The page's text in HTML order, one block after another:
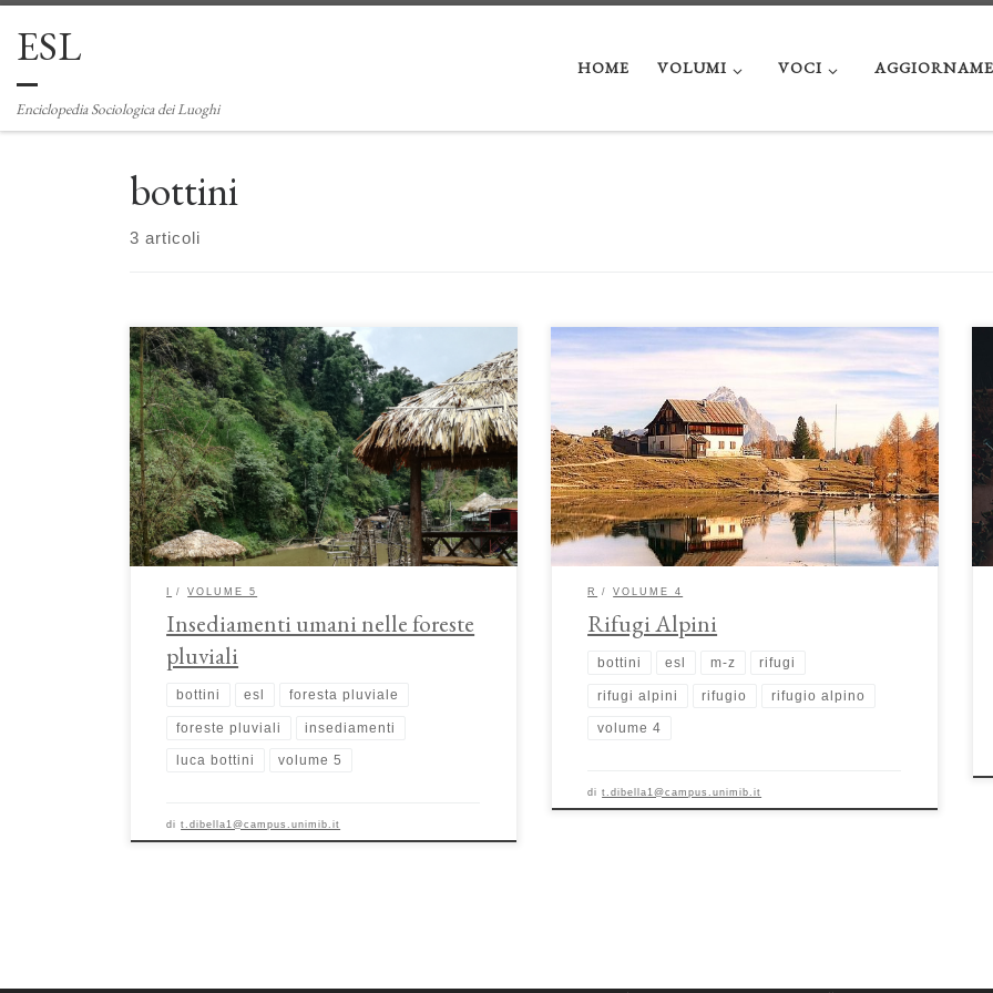
Passa al contenuto
ESL
Enciclopedia Sociologica dei Luoghi
HOME VOLUMI VOCI
bottini
3 articoli
Gli insediamenti umani nelle foreste pluviali. Il sottile
equilibrio tra conservazione ed integrazione nella società
contemporanea di Luca Bottini I popoli indigeni
rappresentano una parte della popolazione mondiale,
quantificabile in diverse centinaia di milioni di persone,
diffusa prevalentemente tra Asia e America. Una parte di
queste minoranze etniche si collocano […]
VOLUME 5
Insediamenti umani nelle foreste
pluviali
bottini esl foresta pluviale
foreste pluviali insediamenti
luca bottini volume 5
dit.dibella1@campus.unimib.it
I rifugi alpini. Luoghi di rottura con il sociale, tra
autenticità ed esclusività di Luca Bottini I rifugi alpini
rappresentano una tipologia di luoghi caratterizzati
dall’essere collocati in aree «estreme» dal punto di vista
spaziale. L’ambiente alpino su cui sorgono rappresenta una
grande sfida sotto il profilo costruttivo, poiché la […]
R VOLUME 4
Rifugi Alpini
bottini esl m-z rifugi
rifugi alpini rifugio rifugio alpino
volume 4
dit.dibella1@campus.unimib.it